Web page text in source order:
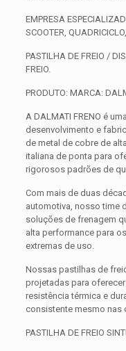
EMPRESA
SCOOTER,
PASTILHA DE FREIO /
FREIO.
PRODUTO: MARCA:
A DALMATI FRENO é
desenvolvimento e
de metal de cobre de
italiana de ponta para
rigorosos padrões de
Com mais de duas
automotiva, nosso time
soluções de frenagem
alta performance para
extremas de uso.
Nossas pastilhas de
projetadas para
resistência térmica e
consistente mesmo nas
PASTILHA DE FREIO